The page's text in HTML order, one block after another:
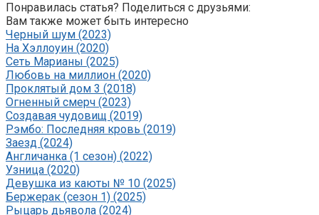
Понравилась статья? Поделиться с друзьями:
Вам также может быть интересно
Черный шум (2023)
На Хэллоуин (2020)
Сеть Марианы (2025)
Любовь на миллион (2020)
Проклятый дом 3 (2018)
Огненный смерч (2023)
Создавая чудовищ (2019)
Рэмбо: Последняя кровь (2019)
Заезд (2024)
Англичанка (1 сезон) (2022)
Узница (2020)
Девушка из каюты № 10 (2025)
Бержерак (сезон 1) (2025)
Рыцарь дьявола (2024)